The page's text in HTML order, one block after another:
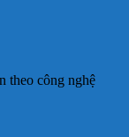
theo công nghệ